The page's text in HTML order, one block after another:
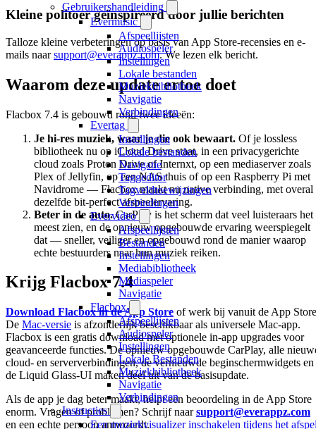
Gebruikershandleiding
Evermusic
Afspeellijsten
Audiospeler
Instellingen
Lokale bestanden
Muziekbibliotheek
Navigatie
Verbindingen
Evertag
Instellingen
Lokale bestanden
Navigatie
Taggeditor
Tagveldtoewijzingen
Verbindingen
Evervideo
Afspeellijsten
Bestanden
Instellingen
Mediabibliotheek
Mediaspeler
Navigatie
Flacbox
Afspeellijsten
Audiospeler
Instellingen
Lokale Bestanden
Muziekbibliotheek
Navigatie
Verbindingen
Instructies
Een muziekvisualizer inschakelen tijdens het
Kleine politoer geïnspireerd door jullie berichten
Talloze kleine verbeteringen op basis van App Store-recensies en e-
mails naarsupport@everappz.com. We lezen elk bericht.
Waarom deze update ertoe doet
Flacbox 7.4 is gebouwd rond twee ideeën:
Je hi-res muziek, waar je die ook bewaart. Of je lossless
bibliotheek nu op iCloud Drive staat, in een privacygerichte
cloud zoals Proton Drive of Internxt, op een mediaserver zoals
Plex of Jellyfin, op een NAS thuis of op een Raspberry Pi met
Navidrome — Flacbox maakt nu native verbinding, met overal
dezelfde bit-perfect afspeelervaring.
Beter in de auto.CarPlay is het scherm dat veel luisteraars het
meest zien, en de opnieuw opgebouwde ervaring weerspiegelt
dat — sneller, veiliger en opgebouwd rond de manier waarop
echte bestuurders naar hun muziek reiken.
Krijg Flacbox 7.4
Download Flacbox in de App Store of werk bij vanuit de App
De Mac-versie is afzonderlijk beschikbaar als universele Mac-app.
Flacbox is een gratis download met optionele in-app upgrades voor
geavanceerde functies. De opnieuw opgebouwde CarPlay, alle
cloud- en serververbindingen, de vernieuwde beginschermwidgets en
de Liquid Glass-UI maken deel uit van de basisupdate.
Als de app je dag beter maakt, helpt een beoordeling in de App Store
enorm. Vragen of problemen? Schrijf naarsupport@everappz.com
en een echte persoon antwoordt.